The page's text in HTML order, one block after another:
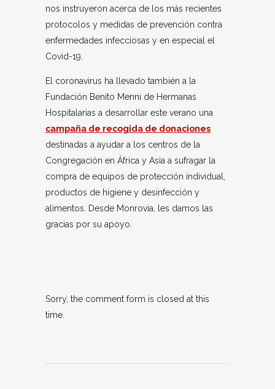
nos instruyeron acerca de los más recientes
protocolos y medidas de prevención contra
enfermedades infecciosas y en especial el
Covid-19.
El coronavirus ha llevado también a la
Fundación Benito Menni de Hermanas
Hospitalarias a desarrollar este verano una
campaña de recogida de donaciones
destinadas a ayudar a los centros de la
Congregación en África y Asia a sufragar la
compra de equipos de protección individual,
productos de higiene y desinfección y
alimentos. Desde Monrovia, les damos las
gracias por su apoyo.
Sorry, the comment form is closed at this
time.